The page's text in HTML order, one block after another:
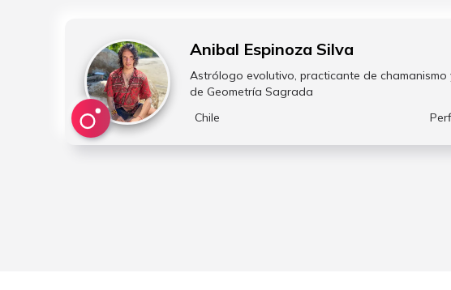
Anibal Espinoza Silva
Astrólogo evolutivo, practicante de chamanismo
de Geometría Sagrada
Chile